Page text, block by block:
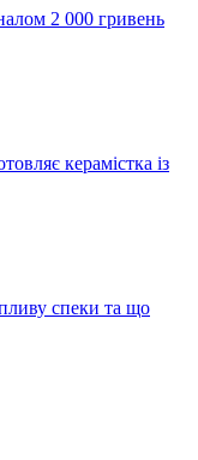
2 000 гривень
керамістка із
спеки та що